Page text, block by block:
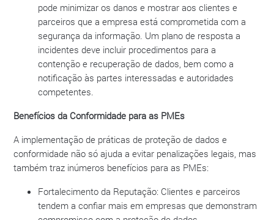
pode minimizar os danos e mostrar aos clientes e
parceiros que a empresa está comprometida com a
segurança da informação. Um plano de resposta a
incidentes deve incluir procedimentos para a
contenção e recuperação de dados, bem como a
notificação às partes interessadas e autoridades
competentes.
Benefícios da Conformidade para as PMEs
A implementação de práticas de proteção de dados e
conformidade não só ajuda a evitar penalizações legais, mas
também traz inúmeros benefícios para as PMEs:
Fortalecimento da Reputação: Clientes e parceiros
tendem a confiar mais em empresas que demonstram